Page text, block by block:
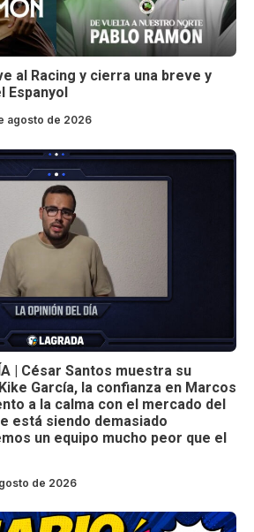
al Racing y cierra una breve y
Espanyol
agosto de 2026
| César Santos muestra su
García, la confianza en Marcos
a la calma con el mercado del
está siendo demasiado
un equipo mucho peor que el
de 2026